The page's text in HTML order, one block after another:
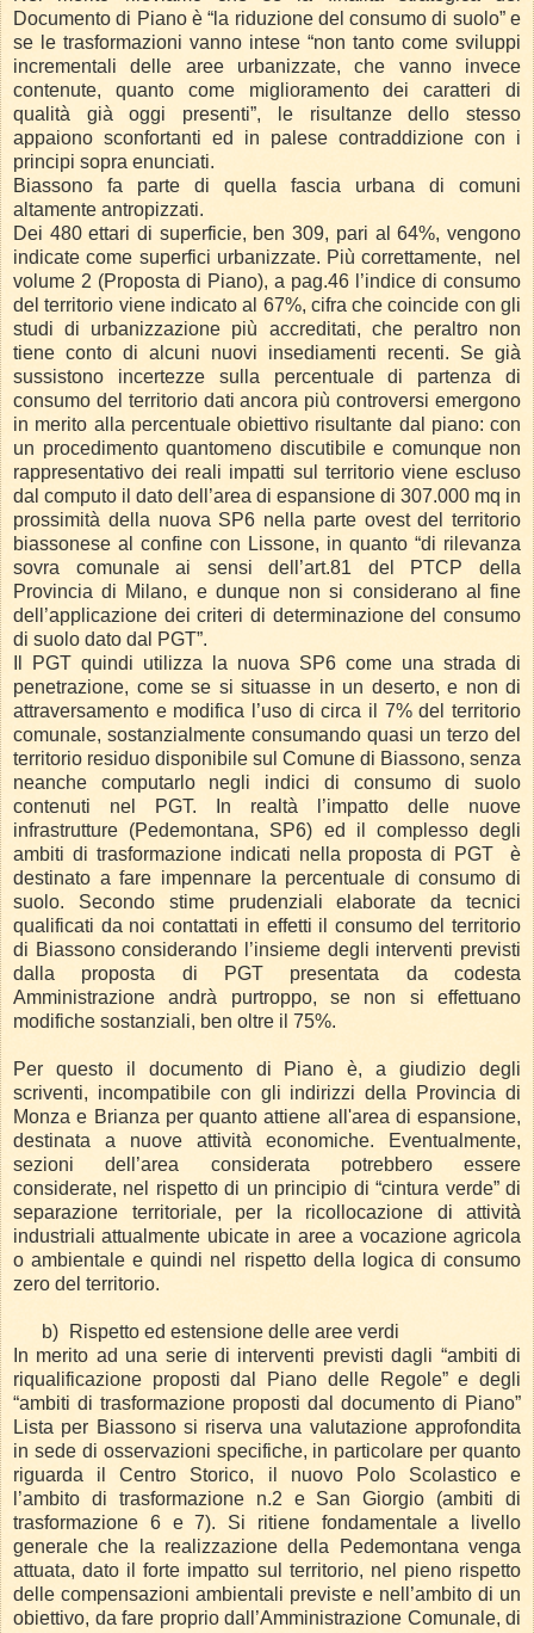
Documento di Piano è “la riduzione del consumo di suolo” e
se le trasformazioni vanno intese “non tanto come sviluppi
incrementali delle aree urbanizzate, che vanno invece
contenute, quanto come miglioramento dei caratteri di
qualità già oggi presenti”, le risultanze dello stesso
appaiono sconfortanti ed in palese contraddizione con i
principi sopra enunciati.
Biassono fa parte di quella fascia urbana di comuni
altamente antropizzati.
Dei 480 ettari di superficie, ben 309, pari al 64%, vengono
indicate come superfici urbanizzate. Più correttamente, nel
volume 2 (Proposta di Piano), a pag.46 l’indice di consumo
del territorio viene indicato al 67%, cifra che coincide con gli
studi di urbanizzazione più accreditati, che peraltro non
tiene conto di alcuni nuovi insediamenti recenti. Se già
sussistono incertezze sulla percentuale di partenza di
consumo del territorio dati ancora più controversi emergono
in merito alla percentuale obiettivo risultante dal piano: con
un procedimento quantomeno discutibile e comunque non
rappresentativo dei reali impatti sul territorio viene escluso
dal computo il dato dell’area di espansione di 307.000 mq in
prossimità della nuova SP6 nella parte ovest del territorio
biassonese al confine con Lissone, in quanto “di rilevanza
sovra comunale ai sensi dell’art.81 del PTCP della
Provincia di Milano, e dunque non si considerano al fine
dell’applicazione dei criteri di determinazione del consumo
di suolo dato dal PGT”.
Il PGT quindi utilizza la nuova SP6 come una strada di
penetrazione, come se si situasse in un deserto, e non di
attraversamento e modifica l’uso di circa il 7% del territorio
comunale, sostanzialmente consumando quasi un terzo del
territorio residuo disponibile sul Comune di Biassono, senza
neanche computarlo negli indici di consumo di suolo
contenuti nel PGT. In realtà l’impatto delle nuove
infrastrutture (Pedemontana, SP6) ed il complesso degli
ambiti di trasformazione indicati nella proposta di PGT è
destinato a fare impennare la percentuale di consumo di
suolo. Secondo stime prudenziali elaborate da tecnici
qualificati da noi contattati in effetti il consumo del territorio
di Biassono considerando l’insieme degli interventi previsti
dalla proposta di PGT presentata da codesta
Amministrazione andrà purtroppo, se non si effettuano
modifiche sostanziali, ben oltre il 75%.
Per questo il documento di Piano è, a giudizio degli
scriventi, incompatibile con gli indirizzi della Provincia di
Monza e Brianza per quanto attiene all'area di espansione,
destinata a nuove attività economiche. Eventualmente,
sezioni dell’area considerata potrebbero essere
considerate, nel rispetto di un principio di “cintura verde” di
separazione territoriale, per la ricollocazione di attività
industriali attualmente ubicate in aree a vocazione agricola
o ambientale e quindi nel rispetto della logica di consumo
zero del territorio.
b)
Rispetto ed estensione delle aree verdi
In merito ad una serie di interventi previsti dagli “ambiti di
riqualificazione proposti dal Piano delle Regole” e degli
“ambiti di trasformazione proposti dal documento di Piano”
Lista per Biassono si riserva una valutazione approfondita
in sede di osservazioni specifiche, in particolare per quanto
riguarda il Centro Storico, il nuovo Polo Scolastico e
l’ambito di trasformazione n.2 e San Giorgio (ambiti di
trasformazione 6 e 7). Si ritiene fondamentale a livello
generale che la realizzazione della Pedemontana venga
attuata, dato il forte impatto sul territorio, nel pieno rispetto
delle compensazioni ambientali previste e nell’ambito di un
obiettivo, da fare proprio dall’Amministrazione Comunale, di